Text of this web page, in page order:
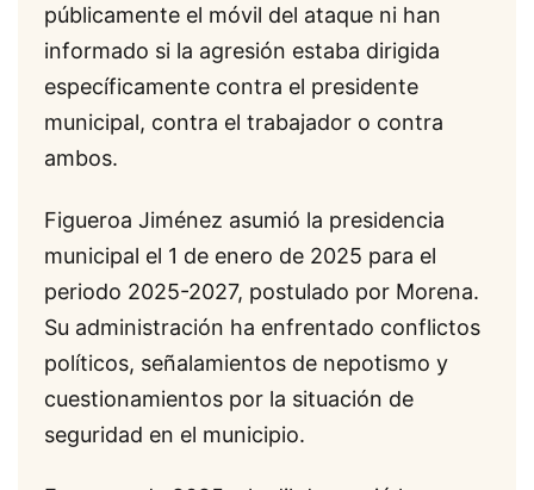
públicamente el móvil del ataque ni han
informado si la agresión estaba dirigida
específicamente contra el presidente
municipal, contra el trabajador o contra
ambos.
Figueroa Jiménez asumió la presidencia
municipal el 1 de enero de 2025 para el
periodo 2025-2027, postulado por Morena.
Su administración ha enfrentado conflictos
políticos, señalamientos de nepotismo y
cuestionamientos por la situación de
seguridad en el municipio.